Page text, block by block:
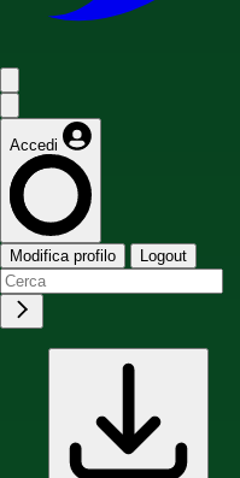
Accedi
Modifica profilo Logout